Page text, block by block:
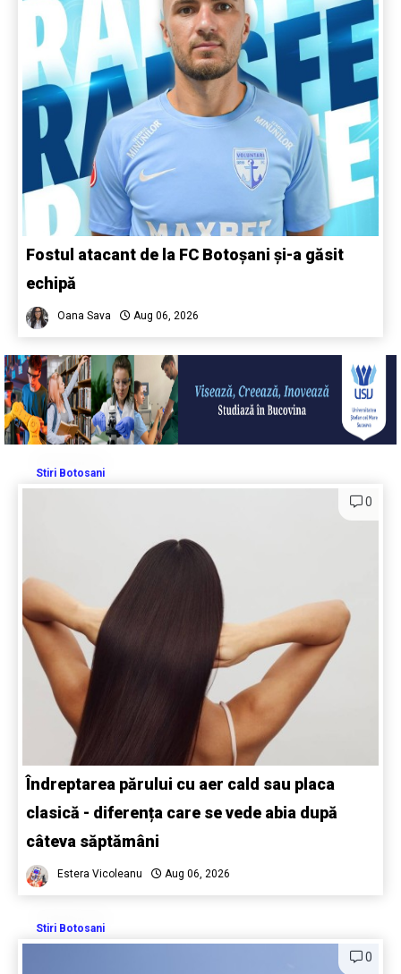
Fostul atacant de la FC Botoșani și-a găsit
echipă
Oana Sava Aug 06, 2026
Stiri Botosani
0
Îndreptarea părului cu aer cald sau placa
clasică - diferența care se vede abia după
câteva săptămâni
Estera Vicoleanu Aug 06, 2026
Stiri Botosani
0